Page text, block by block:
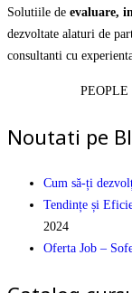
Solutiile de evaluare,
dezvoltate alaturi de
consultanti cu
PEOPLE
Noutati pe
Cum să-ți
Tendințe și
2024
Oferta Job –